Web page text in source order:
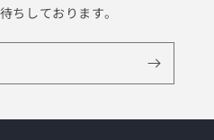
ちしております。